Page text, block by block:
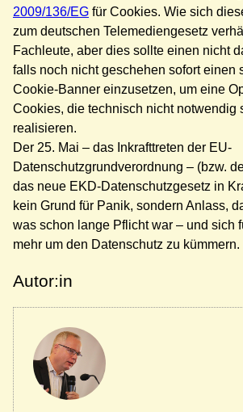
2009/136/EG für Cookies. Wie sich
zum deutschen Telemediengesetz
Fachleute, aber dies sollte einen nicht
falls noch nicht geschehen sofort einen
Cookie-Banner einzusetzen, um eine
Cookies, die technisch nicht notwendig
realisieren.
Der 25. Mai – das Inkrafttreten der EU-
Datenschutzgrundverordnung – (bzw.
das neue EKD-Datenschutzgesetz in
kein Grund für Panik, sondern Anlass,
was schon lange Pflicht war – und sich
mehr um den Datenschutz zu kümmern.
Autor:in